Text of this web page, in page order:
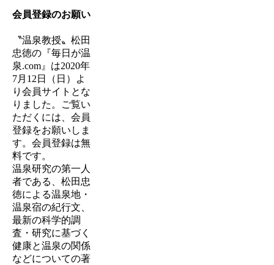
会員登録のお願い
〝温泉教授〟松田
忠徳の『毎日が温
泉.com』は2020年
7月12日（日）
よ
り会員サイトとな
りました。ご覧い
ただくには、会員
登録をお願いしま
す。会員登録は無
料です。
温泉研究の第一人
者である、松田忠
徳による温泉地・
温泉宿の紀行文、
最新の科学的調
査・研究に基づく
健康と温泉の関係
などについての著